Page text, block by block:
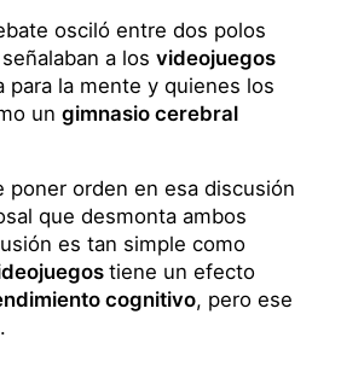
osciló entre dos polos
a los videojuegos
para la mente y quienes los
un gimnasio cerebral
poner orden en esa discusión
que desmonta ambos
es tan simple como
tiene un efecto
cognitivo, pero ese